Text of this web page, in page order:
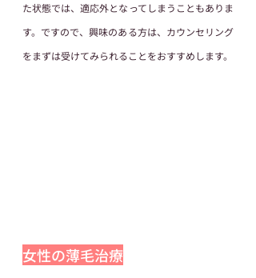
た状態では、適応外となってしまうこともありま
す。ですので、興味のある方は、カウンセリング
をまずは受けてみられることをおすすめします。
女性の薄毛治療